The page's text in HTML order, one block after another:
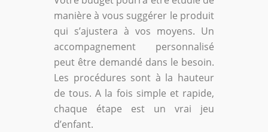
manière à vous suggérer le produit
qui s’ajustera à vos moyens. Un
accompagnement personnalisé
peut être demandé dans le besoin.
Les procédures sont à la hauteur
de tous. A la fois simple et rapide,
chaque étape est un vrai jeu
d’enfant.